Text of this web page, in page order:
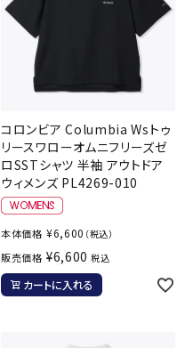
コロンビア Columbia Wsトゥ
リースワローオムニフリーズゼ
ロSSTシャツ 半袖 アウトドア
ウィメンズ PL4269-010
本体価格 ¥6,600 （税込）
販売価格 ¥6,600 税込
カートに入れる